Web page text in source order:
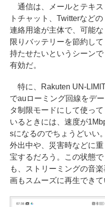
通信は、メールとテキス
トチャット、Twitterなどの
連絡用途が主体で、可能な
限りバッテリーを節約して
持たせたいというシーンで
有効だ。
特に、Rakuten UN-LIMIT
でauローミング回線をデー
タ制限モードにして使って
いるときには、速度が
sになるのでちょうどいい。
外出中や、災害時などに重
宝するだろう。この状態で
も、ストリーミングの音
画もスムーズに再生できて